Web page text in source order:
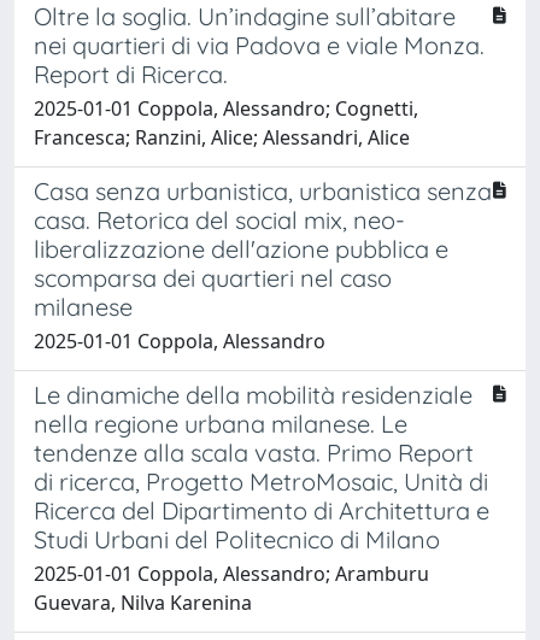
Oltre la soglia. Un’indagine sull’abitare
nei quartieri di via Padova e viale Monza.
Report di Ricerca.
2025-01-01 Coppola, Alessandro; Cognetti,
Francesca; Ranzini, Alice; Alessandri, Alice
Casa senza urbanistica, urbanistica senza
casa. Retorica del social mix, neo-
liberalizzazione dell'azione pubblica e
scomparsa dei quartieri nel caso
milanese
2025-01-01 Coppola, Alessandro
Le dinamiche della mobilità residenziale
nella regione urbana milanese. Le
tendenze alla scala vasta. Primo Report
di ricerca, Progetto MetroMosaic, Unità di
Ricerca del Dipartimento di Architettura e
Studi Urbani del Politecnico di Milano
2025-01-01 Coppola, Alessandro; Aramburu
Guevara, Nilva Karenina